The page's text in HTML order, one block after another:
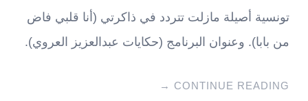
تونسية أصيلة مازلت تتردد في ذاكرتي (أنا قلبي فاض
من بابا). وعنوان البرنامج (حكايات عبدالعزيز العروي).
CONTINUE READING
→